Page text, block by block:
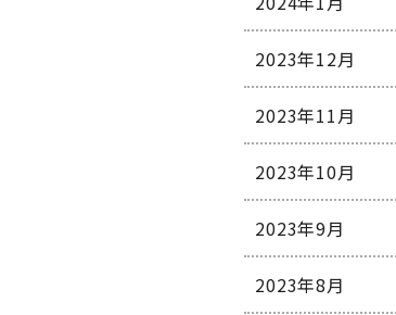
2023年12月
2023年11月
2023年10月
2023年9月
2023年8月